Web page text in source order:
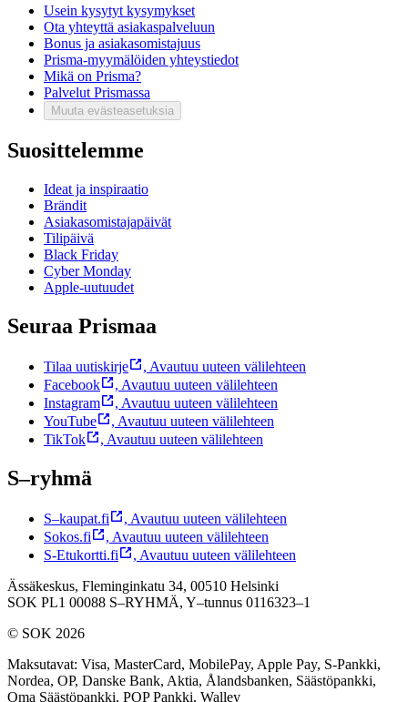
Usein kysytyt kysymykset
Ota yhteyttä asiakaspalveluun
Bonus ja asiakasomistajuus
Prisma-myymälöiden yhteystiedot
Mikä on Prisma?
Palvelut Prismassa
Muuta evästeasetuksia
Suosittelemme
Ideat ja inspiraatio
Brändit
Asiakasomistajapäivät
Tilipäivä
Black Friday
Cyber Monday
Apple-uutuudet
Seuraa Prismaa
Tilaa uutiskirje , Avautuu uuteen välilehteen
Facebook
, Avautuu uuteen välilehteen
Instagram
, Avautuu uuteen välilehteen
YouTube
, Avautuu uuteen välilehteen
TikTok
, Avautuu uuteen välilehteen
S–ryhmä
S–kaupat.fi , Avautuu uuteen välilehteen
Sokos.fi
, Avautuu uuteen välilehteen
S-Etukortti.fi
, Avautuu uuteen välilehteen
Ässäkeskus, Fleminginkatu 34, 00510 Helsinki
SOK PL1 00088 S–RYHMÄ, Y–tunnus 0116323–1
© SOK 2026
Maksutavat: Visa, MasterCard, MobilePay, Apple Pay, S-Pankki,
Nordea, OP, Danske Bank, Aktia, Ålandsbanken, Säästöpankki,
Oma Säästöpankki, POP Pankki, Walley